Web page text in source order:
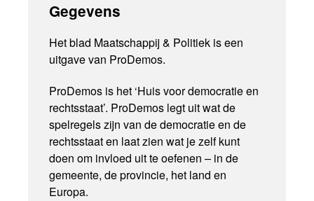
Gegevens
Het blad Maatschappij & Politiek is een
uitgave van ProDemos.
ProDemos is het ‘Huis voor democratie en
rechtsstaat’. ProDemos legt uit wat de
spelregels zijn van de democratie en de
rechtsstaat en laat zien wat je zelf kunt
doen om invloed uit te oefenen – in de
gemeente, de provincie, het land en
Europa.